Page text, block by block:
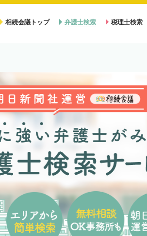
相続会議トップ 弁護士検索 税理士検索